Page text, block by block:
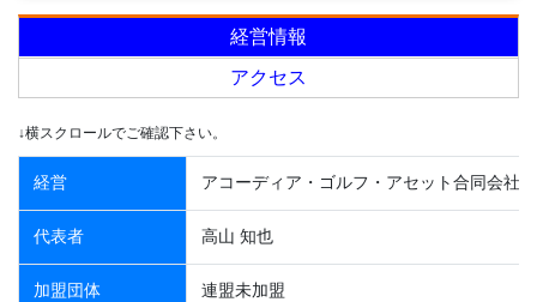
経営情報
アクセス
↓横スクロールでご確認下さい。
経営 アコーディア・ゴルフ・アセット合同会社
代表者 高山 知也
加盟団体 連盟未加盟